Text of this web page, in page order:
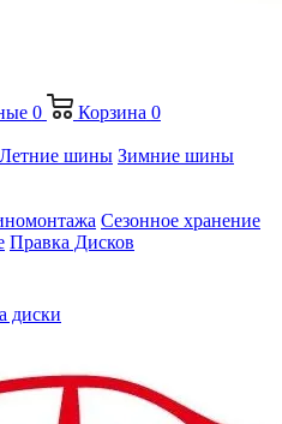
0 Корзина 0
Летние шины Зимние шины
Сезонное хранение
Правка Дисков
диски